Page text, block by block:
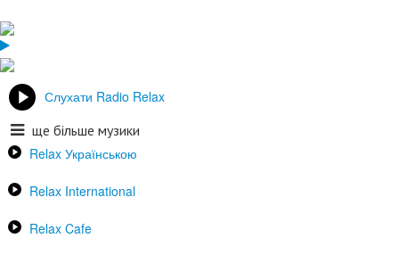
Слухати Radio Relax
ще більше музики
Relax Українською
Relax International
Relax Cafe